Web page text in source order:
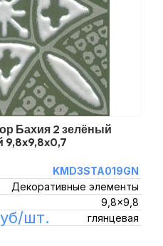
Бахия 2 зелёный
9,8x9,8x0,7
KMD3STA019GN
Декоративные элементы
9,8x9,8
глянцевая
шт.